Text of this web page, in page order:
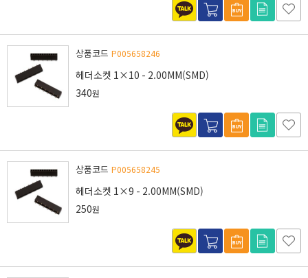
상품코드 P005658246
헤더소켓 1×10 - 2.00MM(SMD)
340원
상품코드 P005658245
헤더소켓 1×9 - 2.00MM(SMD)
250원